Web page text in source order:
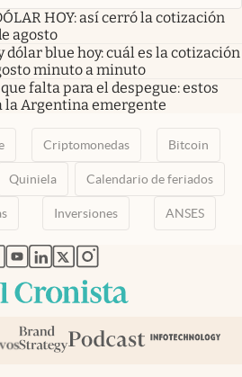
HOY: así cerró la cotización
agosto
dólar blue hoy: cuál es la cotización
minuto a minuto
falta para el despegue: estos
la Argentina emergente
Criptomonedas Bitcoin
Quiniela Calendario de feriados
Inversiones ANSES
abre en nueva pestaña
abre en nueva pestaña
abre en nueva pestaña
abre en nueva pestaña
abre en nueva pestaña